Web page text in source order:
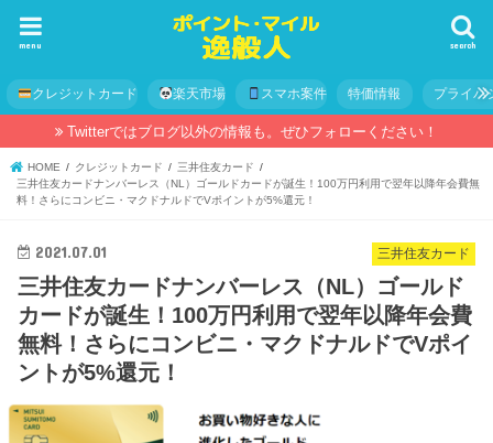
search
menu
クレジットカード 楽天市場 スマホ案件 特価情報 プライバ
Twitterではブログ以外の情報も。ぜひフォローください！
HOME クレジットカード
三井住友カード
三井住友カードナンバーレス（NL）ゴールドカードが誕生！100万円利用で翌年以降年会費無
料！さらにコンビニ・マクドナルドでVポイントが5%還元！
三井住友カード
2021.07.01
三井住友カードナンバーレス（NL）ゴールド
カードが誕生！100万円利用で翌年以降年会費
無料！さらにコンビニ・マクドナルドでVポイ
ントが5%還元！